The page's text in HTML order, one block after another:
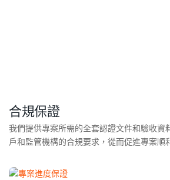
合規保證
我們提供專案所需的全套認證文件和驗收資
戶和監管機構的合規要求，從而促進專案順